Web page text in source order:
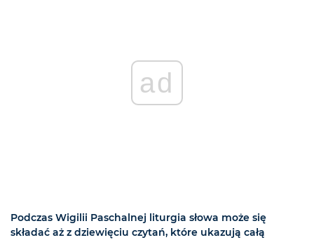
ad
Podczas Wigilii Paschalnej liturgia słowa może się
składać aż z dziewięciu czytań, które ukazują całą